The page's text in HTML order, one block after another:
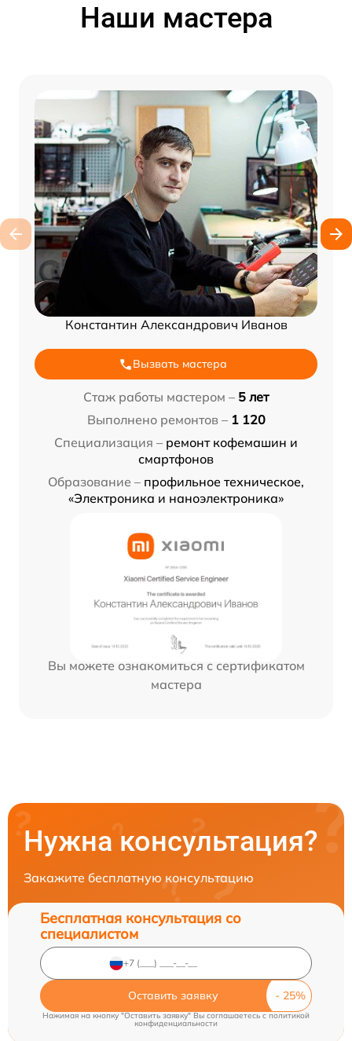
Наши мастера
Константин Александрович Иванов
Вызвать мастера
Стаж работы мастером – 5 лет
Выполнено ремонтов – 1 120
Специализация – ремонт кофемашин и
смартфонов
Образование – профильное техническое,
«Электроника и наноэлектроника»
Вы можете ознакомиться с сертификатом
мастера
Нужна консультация?
Закажите бесплатную консультацию
Бесплатная консультация со
специалистом
Оставить заявку
Нажимая на кнопку "Оставить заявку" Вы соглашаетесь cполитикой
конфиденциальности